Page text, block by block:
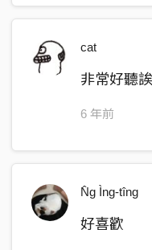
cat
非常好聽
6 年前
N̂g Ìng-tîng
好喜歡